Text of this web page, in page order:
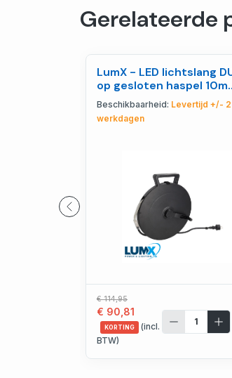
Gerelateerde
LumX - LED lichtslang
op gesloten haspel 10m
2x60led/m B=12 - LM
Beschikbaarheid: Levertijd +/-
werkdagen
€ 114,95
€ 90,81
KORTING
(incl.
BTW)